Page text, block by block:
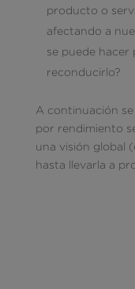
producto o
afectando a
se puede hacer
reconducirlo?
A continuación
por rendimiento
una visión global
hasta llevarla a